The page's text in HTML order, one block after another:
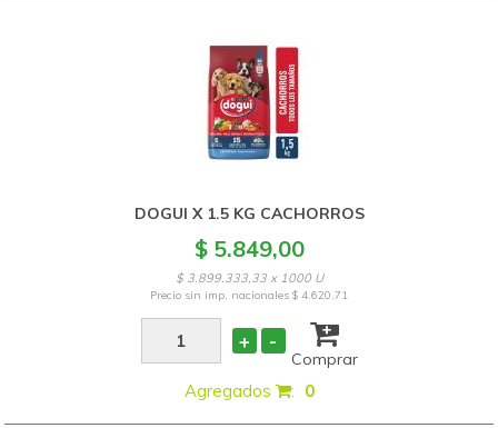
DOGUI X 1.5 KG CACHORROS
$ 5.849,00
$ 3.899.333,33 x 1000 U
Precio sin imp. nacionales$ 4.620,71
+ -
Comprar
Agregados : 0